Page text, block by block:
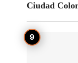
Ciudad